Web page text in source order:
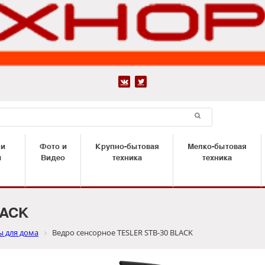
 
Фото и
Видео
Крупно-бытовая
техника
Мелко-бытовая
техника
для дома Ведро сенсорное TESLER STB-30 BLACK